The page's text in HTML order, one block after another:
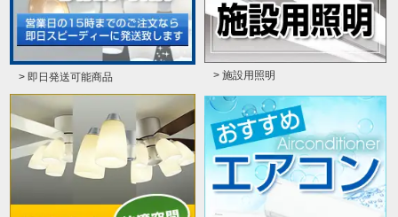
> 即日発送可能商品 > 施設用照明